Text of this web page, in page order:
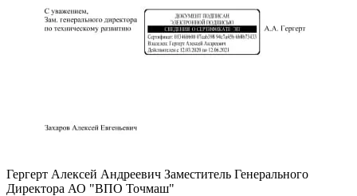
Гергерт Алексей Андреевич Заместитель Генерального
Директора АО "ВПО Точмаш"